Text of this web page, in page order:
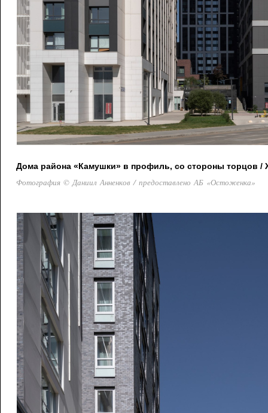
Дома района «Камушки» в профиль, со стороны торцов /
Фотография © Даниил Анненков / предоставлено АБ «Остоженка»